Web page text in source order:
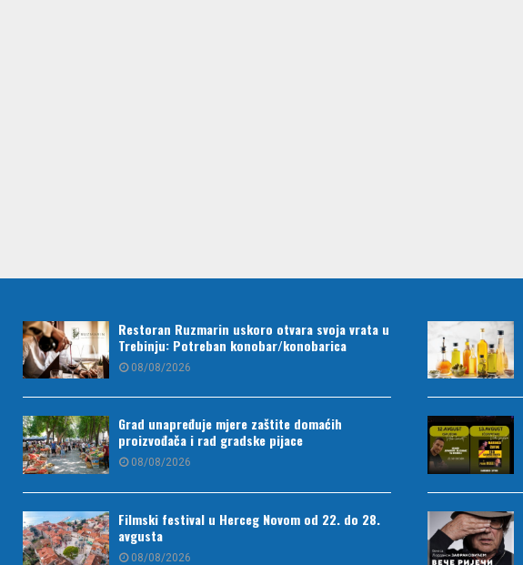
Restoran Ruzmarin uskoro otvara svoja vrata u
Trebinju: Potreban konobar/konobarica
08/08/2026
Grad unapređuje mjere zaštite domaćih
proizvođača i rad gradske pijace
08/08/2026
Filmski festival u Herceg Novom od 22. do 28.
avgusta
08/08/2026